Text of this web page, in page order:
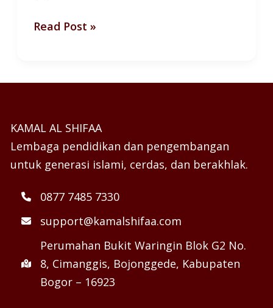
Read Post »
KAMAL AL SHIFAA
Lembaga pendidikan dan pengembangan
untuk generasi islami, cerdas, dan berakhlak.
0877 7485 7330
support@kamalshifaa.com
Perumahan Bukit Waringin Blok G2 No.
8, Cimanggis, Bojonggede, Kabupaten
Bogor – 16923